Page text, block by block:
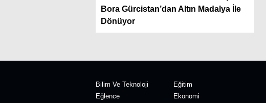
Bora Gürcistan’dan Altın Madalya İle
Dönüyor
Bilim Ve Teknoloji
Eğitim
Eğlence
Ekonomi